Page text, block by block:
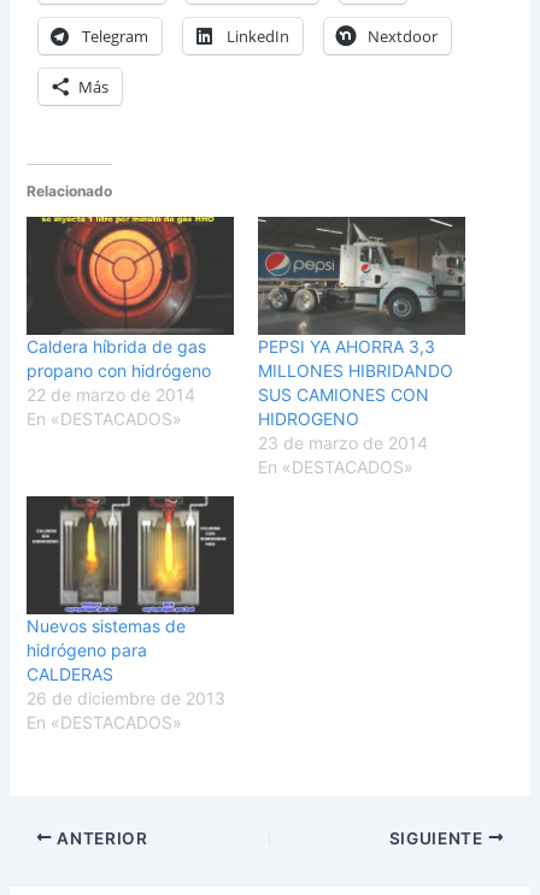
Telegram LinkedIn Nextdoor
Más
Relacionado
Caldera híbrida de gas
propano con hidrógeno
22 de marzo de 2014
En «DESTACADOS»
PEPSI YA AHORRA 3,3
MILLONES HIBRIDANDO
SUS CAMIONES CON
HIDROGENO
23 de marzo de 2014
En «DESTACADOS»
Nuevos sistemas de
hidrógeno para
CALDERAS
26 de diciembre de 2013
En «DESTACADOS»
ANTERIOR SIGUIENTE